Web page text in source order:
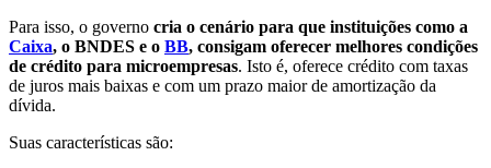
Para isso, o governo cria o cenário para que instituições como a
Caixa, o BNDES e o BB, consigam oferecer melhores condições
de crédito para microempresas. Isto é, oferece crédito com taxas
de juros mais baixas e com um prazo maior de amortização da
dívida.
Suas características são: